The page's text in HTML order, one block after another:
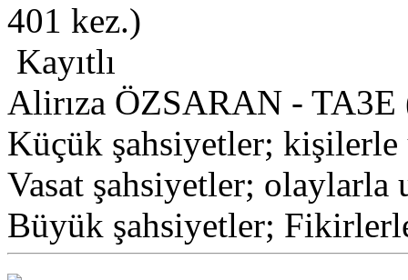
401 kez.)
Kayıtlı
Alirıza ÖZSARAN -
Küçük şahsiyetler; kişilerle
Vasat şahsiyetler; olaylarla
Büyük şahsiyetler;